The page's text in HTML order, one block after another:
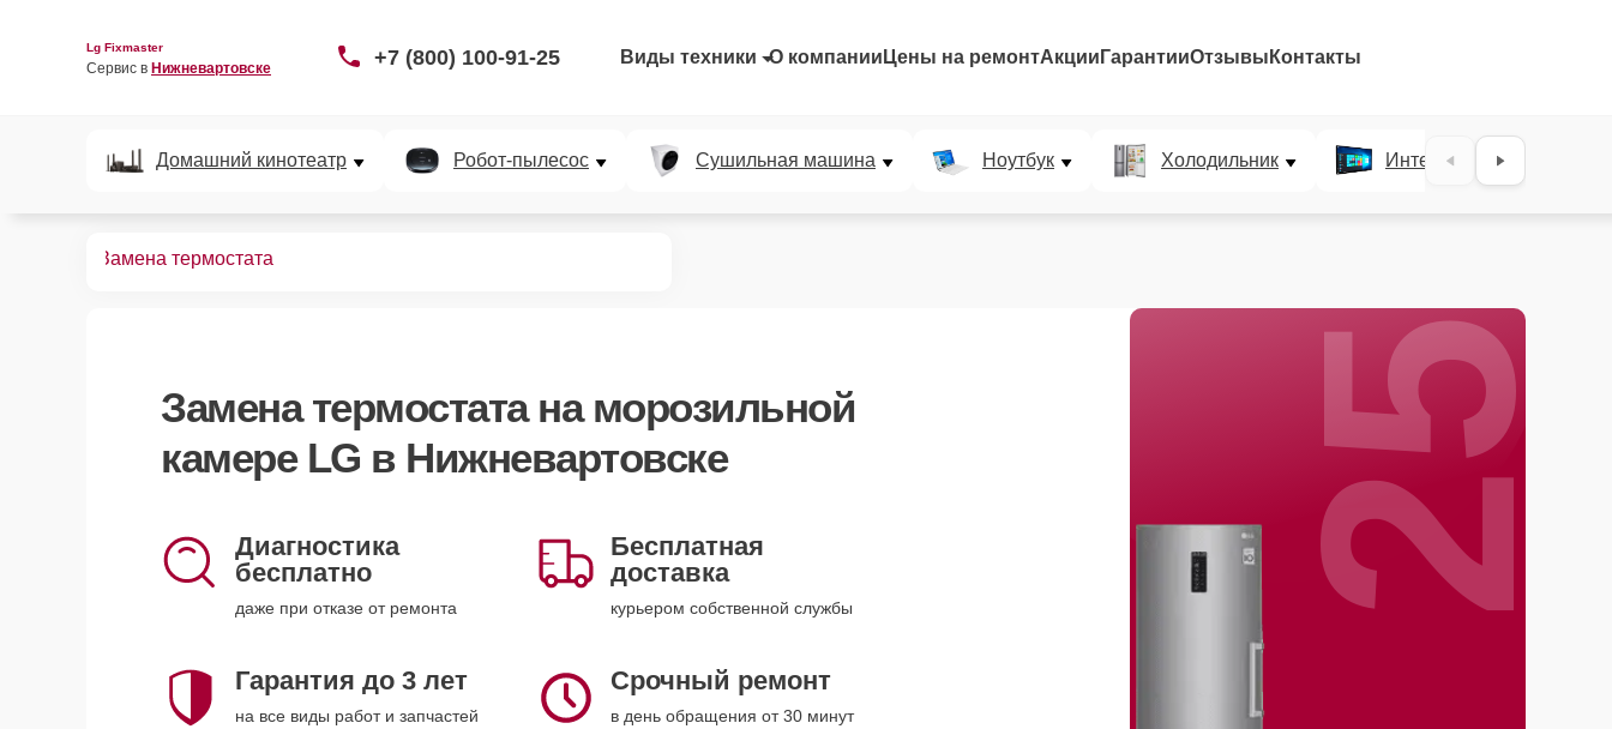
Lg Fixmaster
Сервис в Нижневартовске +7 (800) 100-91-25 Виды техники О компании Цены на ремонтАкции ГарантииОтзывы Контакты
Домашний кинотеатр Робот-пылесос Сушильная машина Ноутбук Холодильник Интерактивные панели
Замена термостата
Замена термостатана морозильной
камере LG в Нижневартовске
Диагностика
бесплатно
даже при отказе от ремонта
Бесплатная
доставка
курьером собственной службы
Гарантия до 3 лет
на все виды работ и запчастей
Срочный ремонт
в день обращения от 30 минут
25%